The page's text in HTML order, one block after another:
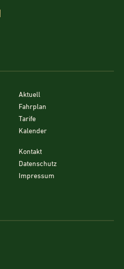
Aktuell
Fahrplan
Tarife
Kalender
Kontakt
Datenschutz
Impressum